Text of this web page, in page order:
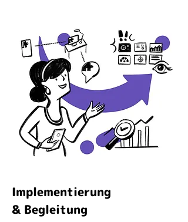
Implementierung
& Begleitung